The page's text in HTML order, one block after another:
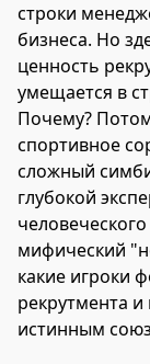
строки
бизнеса. Но
ценность
умещается в
Почему?
спортивное
сложный
глубокой
мифический
какие игроки
рекрутмента
истинным